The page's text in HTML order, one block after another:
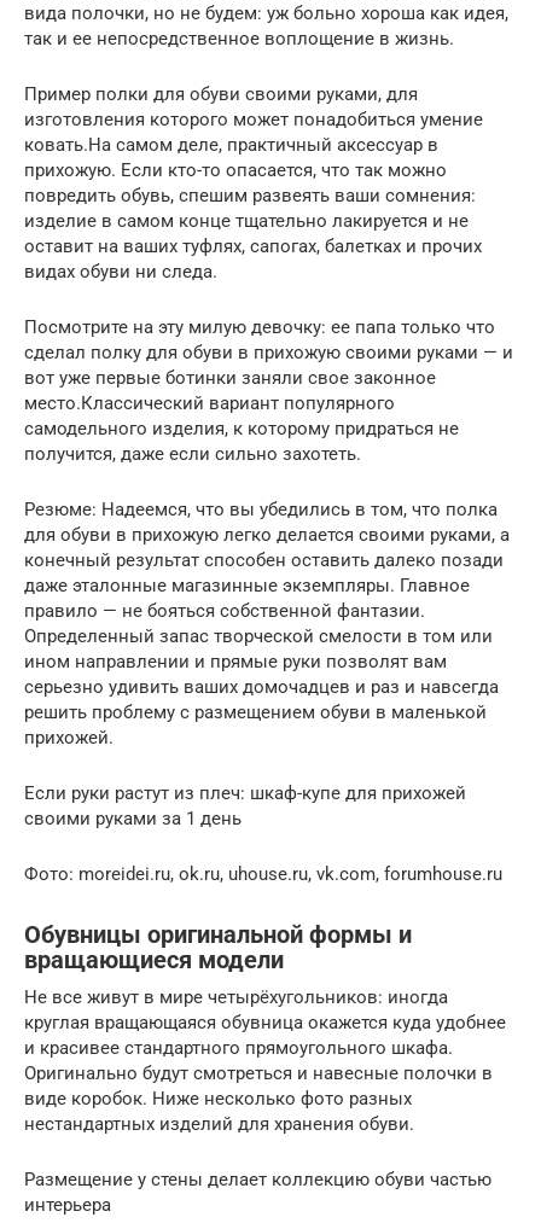
вида полочки, но не будем: уж больно хороша как идея,
так и ее непосредственное воплощение в жизнь.
Пример полки для обуви своими руками, для
изготовления которого может понадобиться умение
ковать.На самом деле, практичный аксессуар в
прихожую. Если кто-то опасается, что так можно
повредить обувь, спешим развеять ваши сомнения:
изделие в самом конце тщательно лакируется и не
оставит на ваших туфлях, сапогах, балетках и прочих
видах обуви ни следа.
Посмотрите на эту милую девочку: ее папа только что
сделал полку для обуви в прихожую своими руками — и
вот уже первые ботинки заняли свое законное
место.Классический вариант популярного
самодельного изделия, к которому придраться не
получится, даже если сильно захотеть.
Резюме: Надеемся, что вы убедились в том, что полка
для обуви в прихожую легко делается своими руками, а
конечный результат способен оставить далеко позади
даже эталонные магазинные экземпляры. Главное
правило — не бояться собственной фантазии.
Определенный запас творческой смелости в том или
ином направлении и прямые руки позволят вам
серьезно удивить ваших домочадцев и раз и навсегда
решить проблему с размещением обуви в маленькой
прихожей.
Если руки растут из плеч: шкаф-купе для прихожей
своими руками за 1 день
Фото: moreidei.ru, ok.ru, uhouse.ru, vk.com, forumhouse.ru
Обувницы оригинальной формы и
вращающиеся модели
Не все живут в мире четырёхугольников: иногда
круглая вращающаяся обувница окажется куда удобнее
и красивее стандартного прямоугольного шкафа.
Оригинально будут смотреться и навесные полочки в
виде коробок. Ниже несколько фото разных
нестандартных изделий для хранения обуви.
Размещение у стены делает коллекцию обуви частью
интерьера